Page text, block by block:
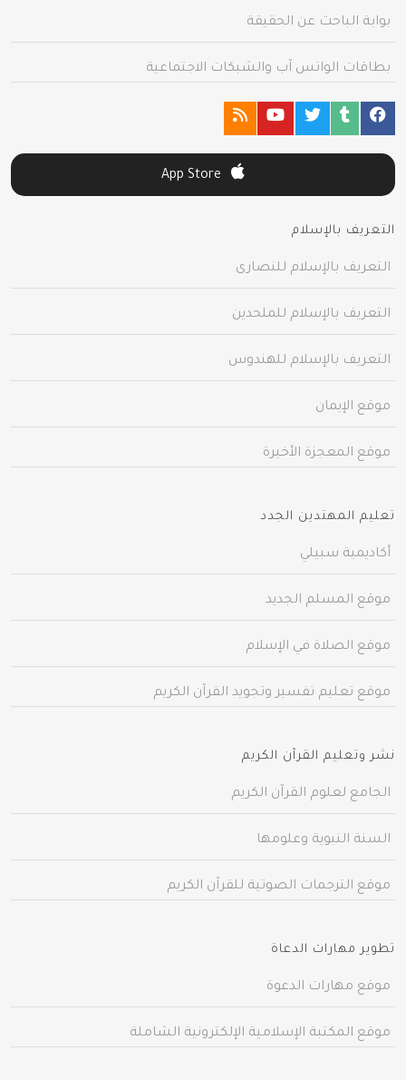
بوابة الباحث عن الحقيقة
بطاقات الواتس آب والشبكات الاجتماعية
التعريف بالإسلام
التعريف بالإسلام للنصارى
التعريف بالإسلام للملحدين
التعريف بالإسلام للهندوس
موقع الإيمان
موقع المعجزة الأخيرة
تعليم المهتدين الجدد
أكاديمية سبيلي
موقع المسلم الجديد
موقع الصلاة في الإسلام
موقع تعليم تفسير وتجويد القرآن الكريم
نشر وتعليم القرآن الكريم
الجامع لعلوم القرآن الكريم
السنة النبوية وعلومها
موقع الترجمات الصوتية للقرآن الكريم
تطوير مهارات الدعاة
موقع مهارات الدعوة
موقع المكتبة الإسلامية الإلكترونية الشاملة